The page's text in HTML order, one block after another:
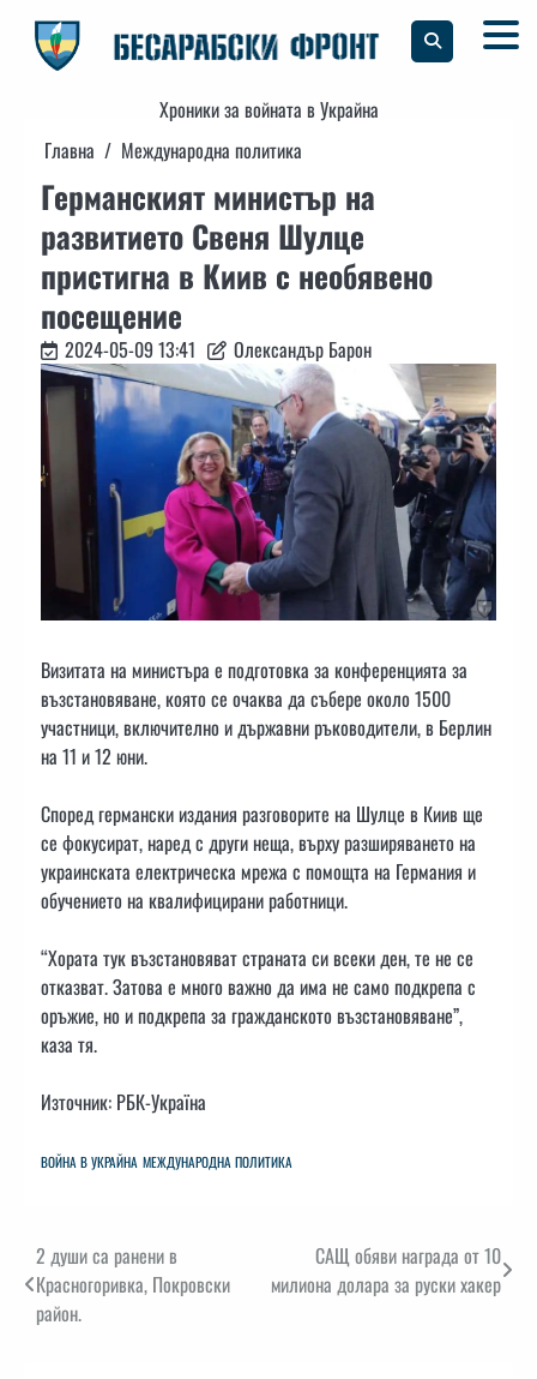
content
Хроники за войната в Украйна
Главна
Международна политика
Германският министър на
развитието Свеня Шулце
пристигна в Киив с необявено
посещение
2024-05-09 13:41 Олександър Барон
Визитата на министъра е подготовка за конференцията за
възстановяване, която се очаква да събере около 1500
участници, включително и държавни ръководители, в Берлин
на 11 и 12 юни.
Според германски издания разговорите на Шулце в Киив ще
се фокусират, наред с други неща, върху разширяването на
украинската електрическа мрежа с помощта на Германия и
обучението на квалифицирани работници.
“Хората тук възстановяват страната си всеки ден, те не се
отказват. Затова е много важно да има не само подкрепа с
оръжие, но и подкрепа за гражданското възстановяване”,
каза тя.
Източник: РБК-Україна
ВОЙНА В УКРАЙНА МЕЖДУНАРОДНА ПОЛИТИКА
Навигация
2 души са ранени в
Красногоривка, Покровски
район.
САЩ обяви награда от 10
милиона долара за руски хакер